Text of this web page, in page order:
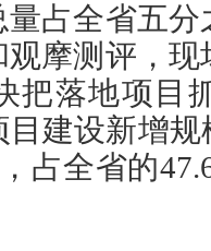
占全省五
摩测评，
把落地项目
目建设新增
占全省的